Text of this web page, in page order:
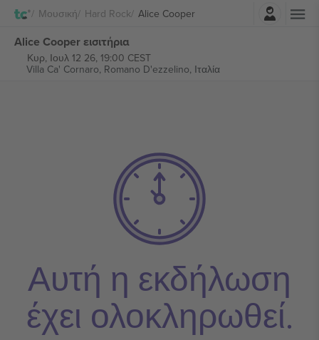
Μουσική Hard Rock Alice CooperΣύνδεση
Alice Cooper εισιτήρια
Κυρ, Ιουλ 12 26, 19:00 CEST
Villa Ca' Cornaro, Romano D'ezzelino, Ιταλία
Αυτή η εκδήλωση
έχει ολοκληρωθεί.